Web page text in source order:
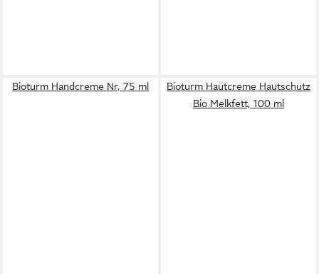
Bioturm Handcreme Nr, 75 ml
Bioturm Hautcreme Hautschutz
Bio Melkfett, 100 ml